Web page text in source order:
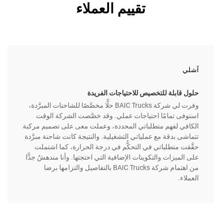
تقييم العملاء
آشلي
حلول قابلة للتخصيص للاحتياجات الفريدة
وفرت لي شركة BAIC Trucks حلًّا مخصَّصًا للشاحنات المبرَّدة،
استوفى تمامًا احتياجات عملي. وقد خصَّصت الشركة الوقت
الكافي لفهم متطلباتي المحددة، وعملت معى على تصميم مركبة
تتماشى بدقة مع عملياتي التشغيلية. والنتيجة كانت شاحنة مبرَّدة
حقَّقت متطلباتي في التحكُّم في درجة الحرارة، كما اشتملت
على الميزات والتكوينات الإضافية التي احتجتها. وأنا مندهشٌ جدًّا
من اهتمام شركة BAIC Trucks بالتفاصيل والتزامها برضا
العملاء.